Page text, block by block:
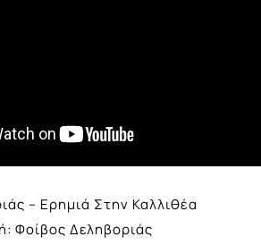
– Ερημιά Στην Καλλιθέα
Φοίβος Δεληβοριάς